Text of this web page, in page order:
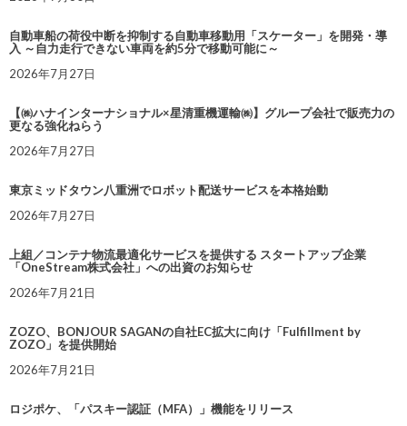
自動車船の荷役中断を抑制する自動車移動用「スケーター」を開発・導
入 ～自力走行できない車両を約5分で移動可能に～
2026年7月27日
【㈱ハナインターナショナル×星清重機運輸㈱】グループ会社で販売力の
更なる強化ねらう
2026年7月27日
東京ミッドタウン八重洲でロボット配送サービスを本格始動
2026年7月27日
上組／コンテナ物流最適化サービスを提供する スタートアップ企業
「OneStream株式会社」への出資のお知らせ
2026年7月21日
ZOZO、BONJOUR SAGANの自社EC拡大に向け「Fulfillment by
ZOZO」を提供開始
2026年7月21日
ロジポケ、「パスキー認証（MFA）」機能をリリース